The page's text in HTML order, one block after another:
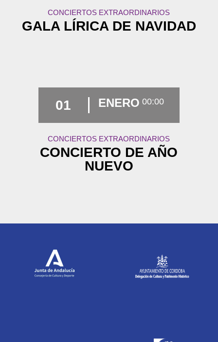
CONCIERTOS EXTRAORDINARIOS
GALA LÍRICA DE NAVIDAD
01 ENERO 00:00
CONCIERTOS EXTRAORDINARIOS
CONCIERTO DE AÑO
NUEVO